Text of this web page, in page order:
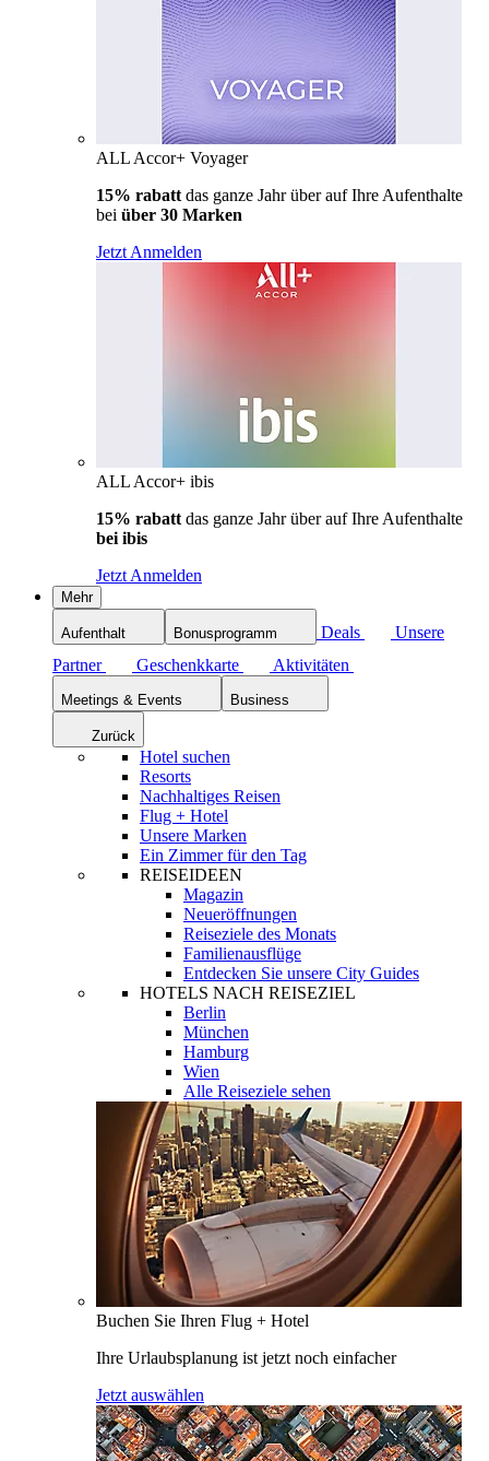
ALL Accor+ Voyager
15% rabatt das ganze Jahr über auf Ihre Aufenthalte
bei über 30 Marken
Jetzt Anmelden
ALL Accor+ ibis
15% rabatt das ganze Jahr über auf Ihre Aufenthalte
bei ibis
Jetzt Anmelden
Mehr
Aufenthalt Bonusprogramm Deals
Unsere
Partner
Geschenkkarte Aktivitäten
Meetings & Events Business
Zurück
Hotel suchen
Resorts
Nachhaltiges Reisen
Flug + Hotel
Unsere Marken
Ein Zimmer für den Tag
REISEIDEEN
Magazin
Neueröffnungen
Reiseziele des Monats
Familienausflüge
Entdecken Sie unsere City Guides
HOTELS NACH REISEZIEL
Berlin
München
Hamburg
Wien
Alle Reiseziele sehen
Buchen Sie Ihren Flug + Hotel
Ihre Urlaubsplanung ist jetzt noch einfacher
Jetzt auswählen